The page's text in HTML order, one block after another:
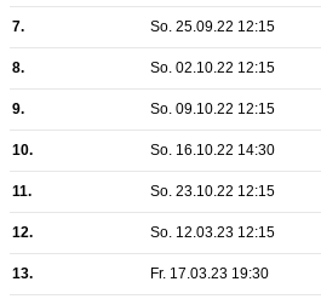
7. So. 25.09.22 12:15
8. So. 02.10.22 12:15
9. So. 09.10.22 12:15
10. So. 16.10.22 14:30
11. So. 23.10.22 12:15
12. So. 12.03.23 12:15
13. Fr. 17.03.23 19:30